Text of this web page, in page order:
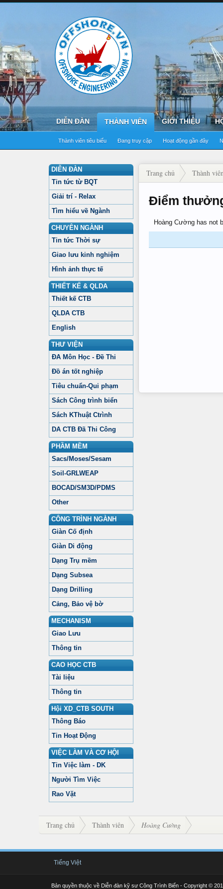
DIỄN ĐÀN THÀNH VIÊN
Thành viên tiêu biểu Đang truy cập Hoạt động gần đây
GIỚI THIỆU
DIỄN ĐÀN
Tin tức từ BQT
Giải trí - Relax
Tìm hiểu về Ngành
CHUYÊN NGÀNH
Tin tức Thời sự
Giao lưu kinh nghiệm
Hình ảnh thực tế
THIẾT KẾ & QLDA
Thiết kế CTB
QLDA CTB
English
THƯ VIỆN
ĐA Môn Học - Đề Thi
Đồ án tốt nghiệp
Tiêu chuẩn-Qui phạm
Sách Công trình biển
Sách KThuật Ctrình
DA CTB Đã Thi Công
PHẦM MỀM
Sacs/Moses/Sesam
Soil-GRLWEAP
BOCAD/SM3D/PDMS
Other
CÔNG TRÌNH NGÀNH
Giàn Cố định
Giàn Di động
Dạng Trụ mềm
Dạng Subsea
Dạng Drilling
Cảng, Bảo vệ bờ
MECHANISM
Giao Lưu
Thông tin
CAO HỌC CTB
Tài liệu
Thông tin
Hội XD_CTB SOUTH
Thông Báo
Tin Hoạt Động
VIỆC LÀM VÀ CƠ HỘI
Tin Việc làm - DK
Người Tìm Việc
Rao Vặt
Trang chủ Thành
Điểm
Hoàng Cường has not
Trang chủ Thành viên Hoàng Cường
Tiếng Việt
Bản quyền thuộc về Diễn đàn kỹ sư Công Trình Biển - Copyright ©